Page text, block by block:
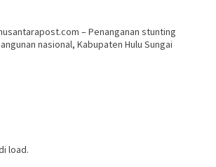
– Penanganan stunting
nasional, Kabupaten Hulu Sungai
load.